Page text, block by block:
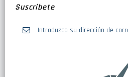
Suscribete